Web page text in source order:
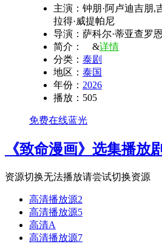
主演： 钟朋·阿卢迪吉朋,
拉得·威提帕尼
导演： 萨科尔·蒂亚查罗恩
简介：
&详情
分类： 泰剧
地区： 泰国
年份： 2026
播放： 505
免费在线蓝光
《致命漫画》选集播放
资源切换无法播放请尝试切换资源
高清播放源2
高清播放源5
高清A
高清播放源7